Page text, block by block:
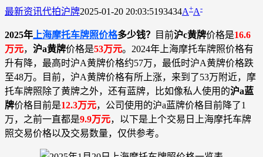
最新资讯代拍沪牌2025-01-20 20:03:5193434A+A-
2025年 上海摩托车牌照价格多少钱？ 目前沪c黄牌价格是16.6
万元， 沪a黄牌价格是53万元。2024年上海摩托车牌照价格有
升有降，最高时沪A黄牌价格约57万，最低时沪A黄牌价格跌
至48万。目前，沪A黄牌价格有所上涨，来到了53万附近，摩
托车牌照除了黄牌之外，还有蓝牌，比如像私人使用的沪a蓝
牌价格目前是12.3万元，公司使用的沪a蓝牌价格目前降了1
万，之前一直都是9.9万元，以下是上个交易日上海摩托车牌
照交易价格以及交易数量，仅供参考。